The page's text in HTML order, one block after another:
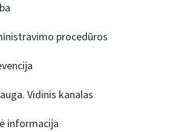
procedūros
Vidinis kanalas
informacija